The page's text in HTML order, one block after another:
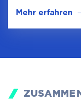
Mehr erfahren